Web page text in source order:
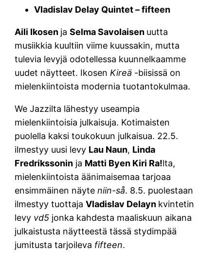
Vladislav Delay Quintet – fifteen
Aili Ikosen jaSelma Savolaisen uutta
musiikkia kuultiin viime kuussakin, mutta
tulevia levyjä odotellessa kuunnelkaamme
uudet näytteet. IkosenKireä -biisissä on
mielenkiintoista modernia tuotantokulmaa.
We Jazzilta lähestyy useampia
mielenkiintoisia julkaisuja. Kotimaisten
puolella kaksi toukokuun julkaisua. 22.5.
ilmestyy uusi levy Lau Naun, Linda
Fredrikssonin ja Matti Byen Kiri Ra!lta,
mielenkiintoista äänimaisemaa tarjoaa
ensimmäinen näyteniin-så. 8.5. puolestaan
ilmestyy tuottajaVladislav Delayn kvintetin
levy vd5 jonka kahdesta maaliskuun aikana
julkaistusta näytteestä tässä stydimpää
jumitusta tarjoileva fifteen.